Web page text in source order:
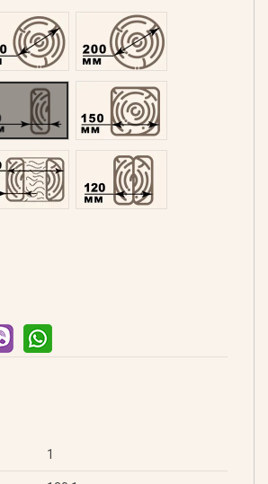
160
Оциліндрований 180Оциліндрований 200
220
Профільований 60Профільований 150
200
Подвійний 300 Клеєний 120
1